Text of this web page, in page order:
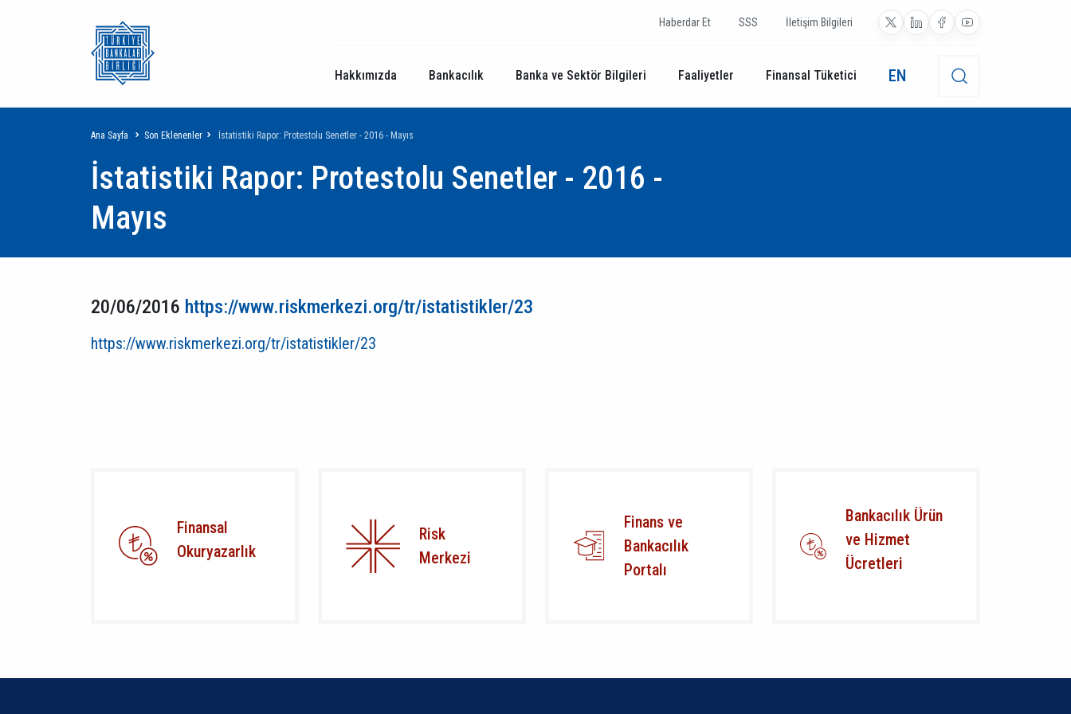
Haberdar Et SSS İletişim Bilgileri
Hakkımızda Bankacılık Banka ve Sektör Bilgileri Faaliyetler Finansal Tüketici EN
Sayfa
yolu
Ana Sayfa Son Eklenenler İstatistiki Rapor: Protestolu Senetler - 2016 - Mayıs
İstatistiki Rapor: Protestolu Senetler - 2016 -
Mayıs
20/06/2016 https://www.riskmerkezi.org/tr/istatistikler/23
https://www.riskmerkezi.org/tr/istatistikler/23
Finansal
Okuryazarlık
Risk
Merkezi
Finans ve
Bankacılık
Portalı
Bankacılık Ürün
ve Hizmet
Ücretleri